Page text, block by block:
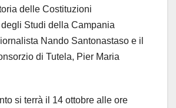
delle Costituzioni
Studi della Campania
Nando Santonastaso e il
di Tutela, Pier Maria
si terrà il 14 ottobre alle ore